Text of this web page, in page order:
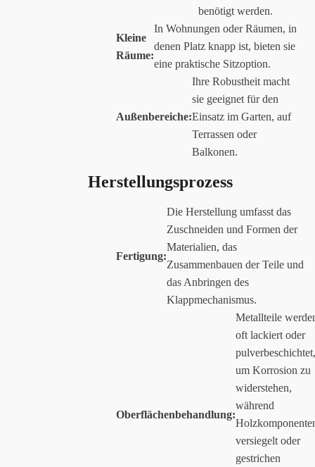
benötigt werden.
Kleine
Räume:
In Wohnungen oder Räumen, in
denen Platz knapp ist, bieten sie
eine praktische Sitzoption.
Außenbereiche:
Ihre Robustheit macht
sie geeignet für den
Einsatz im Garten, auf
Terrassen oder
Balkonen.
Herstellungsprozess
Fertigung:
Die Herstellung umfasst das
Zuschneiden und Formen der
Materialien, das
Zusammenbauen der Teile und
das Anbringen des
Klappmechanismus.
Oberflächenbehandlung:
Metallteile
oft lackiert oder
pulverbeschichtet,
um Korrosion zu
widerstehen,
während
versiegelt oder
gestrichen